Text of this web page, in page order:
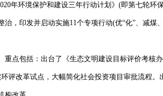
环境保护和建设三年行动计划》(即第七轮环
，印发并启动实施11个专项行动(优“化”、减
点包括：出台了《生态文明建设目标评价考核
改革试点，大幅简化社会投资项目审批流程